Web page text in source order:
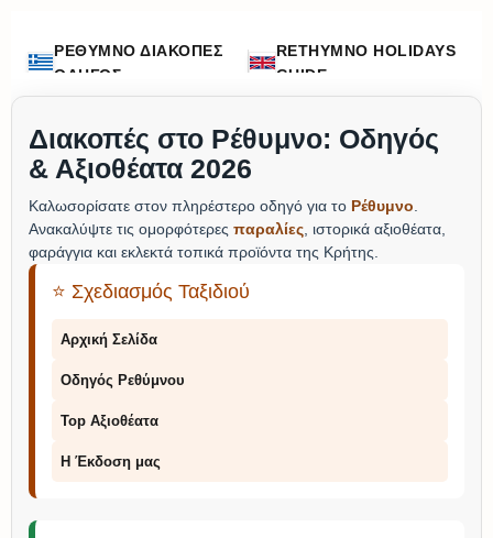
ΡΕΘΥΜΝΟ ΔΙΑΚΟΠΕΣ
ΟΔΗΓΟΣ
RETHYMNO HOLIDAYS
GUIDE
Διακοπές στο Ρέθυμνο: Οδηγός
& Αξιοθέατα 2026
Καλωσορίσατε στον πληρέστερο οδηγό για το Ρέθυμνο
Ανακαλύψτε τις ομορφότερες παραλίες , ιστορικά αξιοθέατα,
φαράγγια και εκλεκτά τοπικά προϊόντα της Κρήτης.
⭐ Σχεδιασμός Ταξιδιού
Αρχική Σελίδα
Οδηγός Ρεθύμνου
Top Αξιοθέατα
Η Έκδοση μας